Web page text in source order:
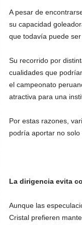
A pesar de
su capacidad
que todavía puede
Su recorrido por
cualidades que
el campeonato
atractiva para una
Por estas razones,
podría aportar no
La dirigencia evita
Aunque las
Cristal prefieren